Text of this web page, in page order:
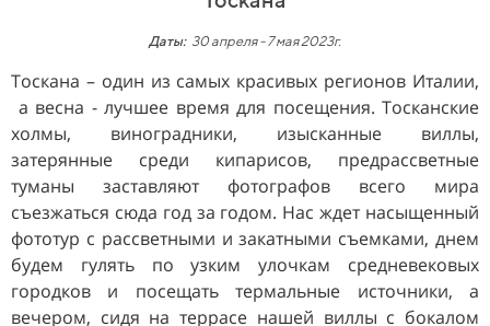
Даты: 30 апреля - 7 мая 2023г.
Тоскана – один из самых красивых регионов Италии,
а весна - лучшее время для посещения. Тосканские
холмы, виноградники, изысканные виллы,
затерянные среди кипарисов, предрассветные
туманы заставляют фотографов всего мира
съезжаться сюда год за годом. Нас ждет насыщенный
фототур с рассветными и закатными съемками, днем
будем гулять по узким улочкам средневековых
городков и посещать термальные источники, а
вечером, сидя на террасе нашей виллы с бокалом